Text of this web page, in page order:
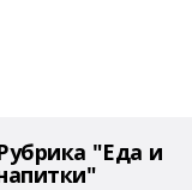
"Еда и